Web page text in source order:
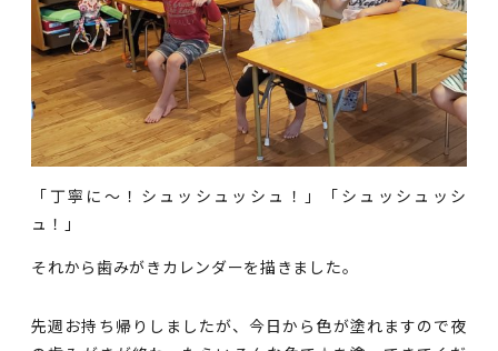
「丁寧に～！シュッシュッシュ！」「シュッシュッシ
ュ！」
それから歯みがきカレンダーを描きました。
先週お持ち帰りしましたが、今日から色が塗れますので夜